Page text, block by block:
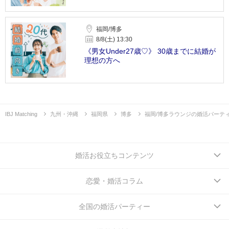
福岡/博多
8/8(土) 13:30
《男女Under27歳♡》 30歳までに結婚が
理想の方へ
IBJ Matching 九州・沖縄 福岡県 博多 福岡/博多ラウンジの婚活パーテ
婚活お役立ちコンテンツ
恋愛・婚活コラム
全国の婚活パーティー